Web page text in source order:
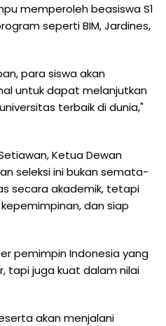
memperoleh beasiswa S1
seperti BIM, Jardines,
para siswa akan
untuk dapat melanjutkan
terbaik di dunia,"
Ketua Dewan
seleksi ini bukan semata-
secara akademik, tetapi
dan siap
pemimpin Indonesia yang
tapi juga kuat dalam nilai
akan menjalani